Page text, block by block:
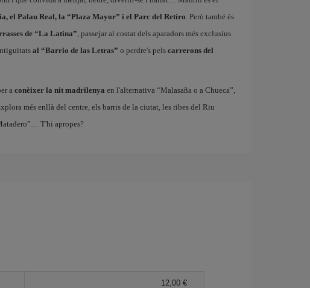
el Palau Real, la “Plaza Mayor” i el Parc del Retiro. Però també és
de “La Latina”, passejar al costat dels aparadors més exclusius
al “Barrio de las Letras” o perdre's pels carrerons del
a conèixer la nit madrilenya en l'alternativa “Malasaña o a Chueca”,
més enllà del centre, els barris de la ciutat, les ribes del Riu
T'hi apropes?
12,00